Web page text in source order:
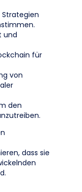
Strategien
und
für
von
den
dass sie